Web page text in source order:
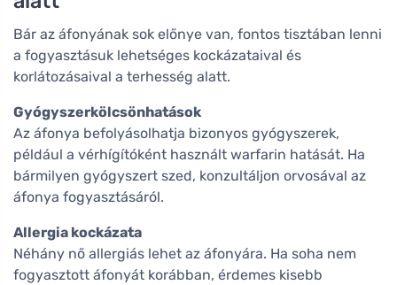
Bár az áfonyának sok előnye van, fontos tisztában lenni
a fogyasztásuk lehetséges kockázataival és
korlátozásaival a terhesség alatt.
Gyógyszerkölcsönhatások
Az áfonya befolyásolhatja bizonyos gyógyszerek,
például a vérhígítóként használt warfarin hatását. Ha
bármilyen gyógyszert szed, konzultáljon orvosával az
áfonya fogyasztásáról.
Allergia kockázata
Néhány nő allergiás lehet az áfonyára. Ha soha nem
fogyasztott áfonyát korábban, érdemes kisebb